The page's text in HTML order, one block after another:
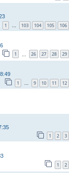
1 103 104 105 106
1 26 27 28 29
1 … 9 10 11 12
1 2 3
1 2